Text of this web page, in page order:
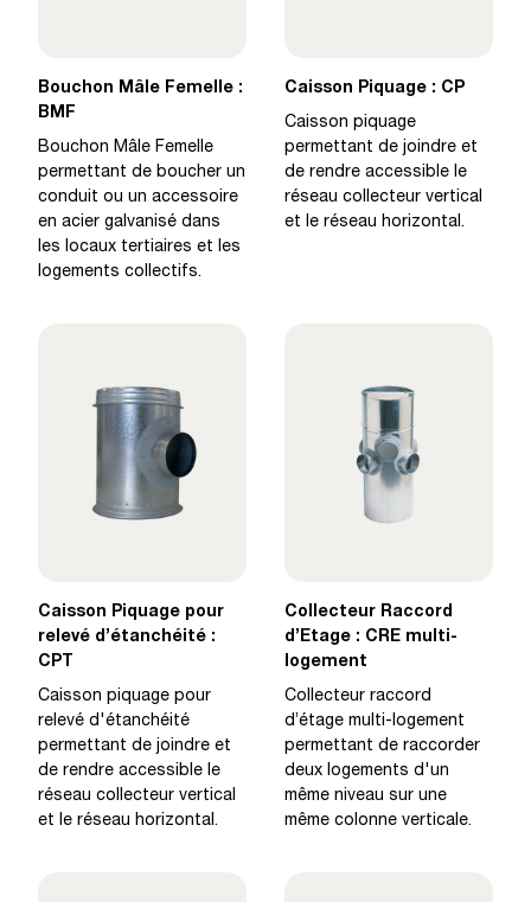
Bouchon Mâle Femelle :
BMF
Bouchon Mâle Femelle
permettant de boucher un
conduit ou un accessoire
en acier galvanisé dans
les locaux tertiaires et les
logements collectifs.
Caisson Piquage : CP
Caisson piquage
permettant de joindre et
de rendre accessible le
réseau collecteur vertical
et le réseau horizontal.
Caisson Piquage pour
relevé d’étanchéité :
CPT
Caisson piquage pour
relevé d'étanchéité
permettant de joindre et
de rendre accessible le
réseau collecteur vertical
et le réseau horizontal.
Collecteur Raccord
d’Etage : CRE multi-
logement
Collecteur raccord
d’étage multi-logement
permettant de raccorder
deux logements d'un
même niveau sur une
même colonne verticale.